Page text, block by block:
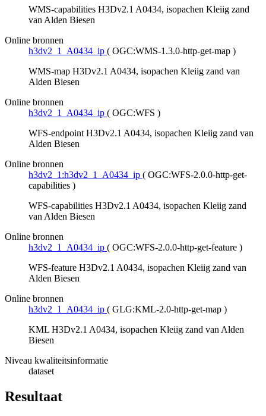
WMS-capabilities H3Dv2.1 A0434, isopachen Kleiig zand
van Alden Biesen
Online bronnen
h3dv2_1_A0434_ip ( OGC:WMS-1.3.0-http-get-map )
WMS-map H3Dv2.1 A0434, isopachen Kleiig zand van
Alden Biesen
Online bronnen
h3dv2_1_A0434_ip ( OGC:WFS )
WFS-endpoint H3Dv2.1 A0434, isopachen Kleiig zand van
Alden Biesen
Online bronnen
h3dv2_1:h3dv2_1_A0434_ip ( OGC:WFS-2.0.0-http-get-
capabilities )
WFS-capabilities H3Dv2.1 A0434, isopachen Kleiig zand
van Alden Biesen
Online bronnen
h3dv2_1_A0434_ip ( OGC:WFS-2.0.0-http-get-feature )
WFS-feature H3Dv2.1 A0434, isopachen Kleiig zand van
Alden Biesen
Online bronnen
h3dv2_1_A0434_ip ( GLG:KML-2.0-http-get-map )
KML H3Dv2.1 A0434, isopachen Kleiig zand van Alden
Biesen
Niveau kwaliteitsinformatie
dataset
Resultaat